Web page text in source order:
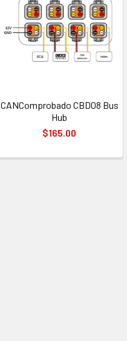
CANComprobado CBD08 Bus
Hub
$165.00